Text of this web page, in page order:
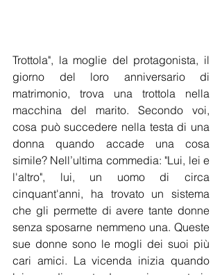
Trottola", la moglie del protagonista, il
giorno del loro anniversario di
matrimonio, trova una trottola nella
macchina del marito. Secondo voi,
cosa può succedere nella testa di una
donna quando accade una cosa
simile? Nell’ultima commedia: "Lui, lei e
l'altro", lui, un uomo di circa
cinquant'anni, ha trovato un sistema
che gli permette di avere tante donne
senza sposarne nemmeno una. Queste
sue donne sono le mogli dei suoi più
cari amici. La vicenda inizia quando